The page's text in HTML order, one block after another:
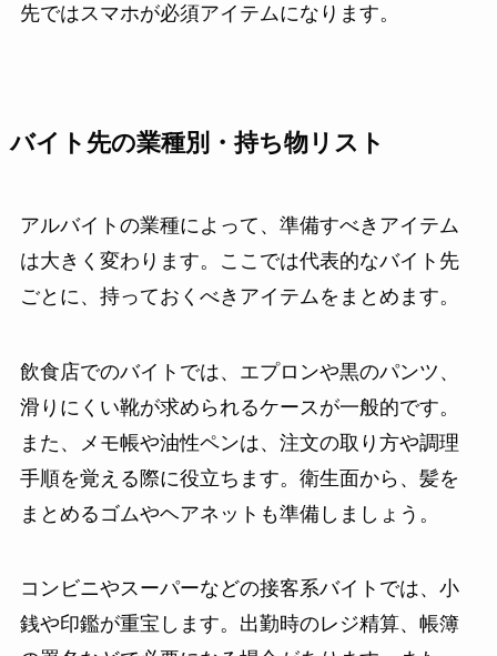
先ではスマホが必須アイテムになります。
バイト先の業種別・持ち物リスト
アルバイトの業種によって、準備すべきアイテム
は大きく変わります。ここでは代表的なバイト先
ごとに、持っておくべきアイテムをまとめます。
飲食店でのバイトでは、エプロンや黒のパンツ、
滑りにくい靴が求められるケースが一般的です。
また、メモ帳や油性ペンは、注文の取り方や調理
手順を覚える際に役立ちます。衛生面から、髪を
まとめるゴムやヘアネットも準備しましょう。
コンビニやスーパーなどの接客系バイトでは、小
銭や印鑑が重宝します。出勤時のレジ精算、帳簿